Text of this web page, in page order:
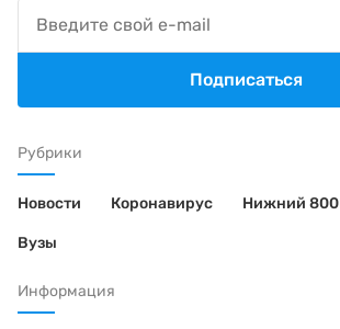
Рубрики
Новости Коронавирус Нижний 800
Вузы
Информация
Подписаться